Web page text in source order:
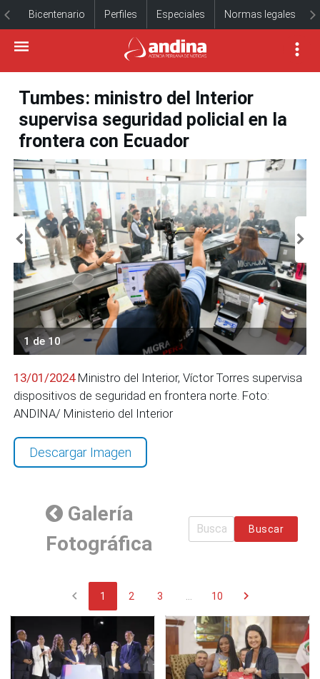
Bicentenario Perfiles Especiales Normas legales
Tumbes: ministro del Interior
supervisa seguridad policial en la
frontera con Ecuador
1 de 10
13/01/2024Ministro del Interior, Víctor Torres supervisa
dispositivos de seguridad en frontera norte. Foto:
ANDINA/ Ministerio del Interior
Descargar Imagen
Galería
Fotográfica
Buscar
chevron_left 1 2 3 10 chevron_right